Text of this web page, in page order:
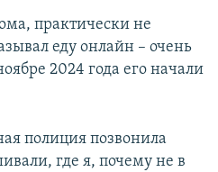
практически не
еду онлайн – очень
2024 года его начали
полиция позвонила
где я, почему не в